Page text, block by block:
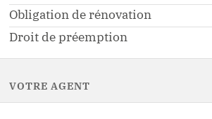
Obligation de rénovation
Droit de préemption
VOTRE AGENT